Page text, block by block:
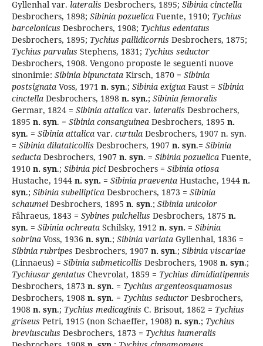
Gyllenhal var. lateralis Desbrochers, 1895; Sibinia cinctella
Desbrochers, 1898; Sibinia pozuelicaFuente, 1910; Tychius
barceloni­cus Desbrochers, 1908; Tychius edentatus
Desbrochers, 1895; Tychius pallidicornis Desbrochers, 1875;
Tychius parvulus Stephens, 1831; Tychius seductor
Desbrochers, 1908. Vengono proposte le seguenti nuove
sinonimie: Sibinia bipunctataKirsch, 1870 = Sibi­nia
postsignataVoss, 1971 n. syn.; Sibinia exiguaFaust = Sibinia
cinctellaDesbrochers, 1898 n. syn.; Sibinia femoralis
Germar, 1824 = Sibinia attalicavar. lateralis Desbrochers,
1895 n. syn. = Sibinia consanguineaDesbrochers, 1895 n.
syn. = Sibinia attalicavar. curtulaDesbrochers, 1907 n. syn.
= Sibinia dilataticollis Desbrochers, 1907 n. syn.= Sibinia
seductaDesbrochers, 1907 n. syn. = Sibinia pozuelicaFuente,
1910 n. syn.; Si­binia piciDesbrochers = Sibinia otiosa
Hustache, 1944 n. syn. = Sibinia praeventaHustache, 1944 n.
syn.; Sibinia subellipticaDesbrochers, 1873 = Sibinia
schaumeiDesbrochers, 1895 n. syn.; Sibinia unicolor
Fåhraeus, 1843 = Sybines pulchellus Desbrochers, 1875 n.
syn. = Sibinia ochreataSchilsky, 1912 n. syn. = Sibinia
sobrinaVoss, 1936 n. syn.; Sibinia variataGyllenhal, 1836 =
Sibinia rubripes Desbrochers, 1907 n. syn.; Sibi­nia viscariae
(Linnaeus) = Sibinia submeticollis Desbrochers, 1908n. syn.;
Tychiusar­ gentatus Chevrolat, 1859 = Tychius dimidiatipennis
Desbrochers, 1873 n. syn. = Tychius argenteosquamosus
Desbrochers, 1908 n. syn. = Tychius seductorDesbrochers,
1908n. syn.; Tychius medicaginis C. Brisout, 1862 = Tychius
griseus Petri, 1915 (non Schaeffer, 1908) n. syn.; Tychius
breviusculus Desbrochers, 1873 = Tychius humeralis